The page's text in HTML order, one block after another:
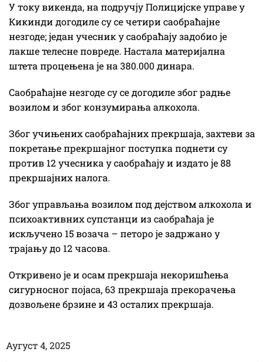
У току викенда, на подручју Полицијске управе у
Кикинди догодиле су се четири саобраћајне
незгоде; један учесник у саобраћају задобио је
лакше телесне повреде. Настала материјална
штета процењена је на 380.000 динара.
Саобраћајне незгоде су се догодиле због радње
возилом и због конзумирања алкохола.
Због учињених саобраћајних прекршаја, захтеви за
покретање прекршајног поступка поднети су
против 12 учесника у саобраћају и издато је 88
прекршајних налога.
Због управљања возилом под дејством алкохола и
психоактивних супстанци из саобраћаја је
искључено 15 возача – петоро је задржано у
трајању до 12 часова.
Откривено је и осам прекршаја некоришћења
сигурносног појаса, 63 прекршаја прекорачења
дозвољене брзине и 43 осталих прекршаја.
Аугуст 4, 2025